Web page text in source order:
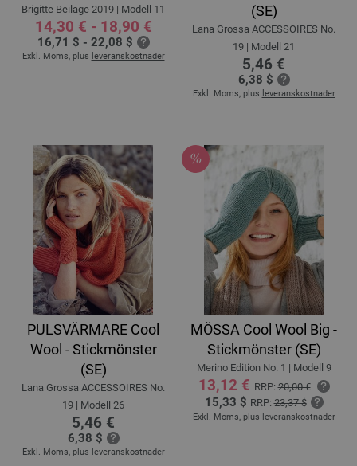
Brigitte Beilage 2019 | Modell 11
14,30 € - 18,90 €
16,71 $ - 22,08 $
Exkl. Moms, plus leveranskostnader
(SE)
Lana Grossa ACCESSOIRES No.
19 | Modell 21
5,46 €
6,38 $
Exkl. Moms, plus leveranskostnader
PULSVÄRMARE Cool
Wool - Stickmönster
(SE)
Lana Grossa ACCESSOIRES No.
19 | Modell 26
5,46 €
6,38 $
Exkl. Moms, plus leveranskostnader
MÖSSA Cool Wool Big -
Stickmönster (SE)
Merino Edition No. 1 | Modell 9
13,12 € RRP:20,00 €
15,33 $ RRP:23,37 $
Exkl. Moms, plus leveranskostnader